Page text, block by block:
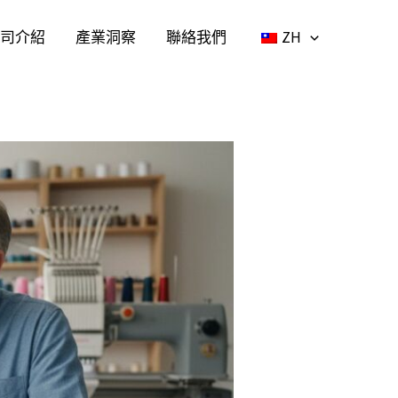
介紹 產業洞察 聯絡我們 ZH